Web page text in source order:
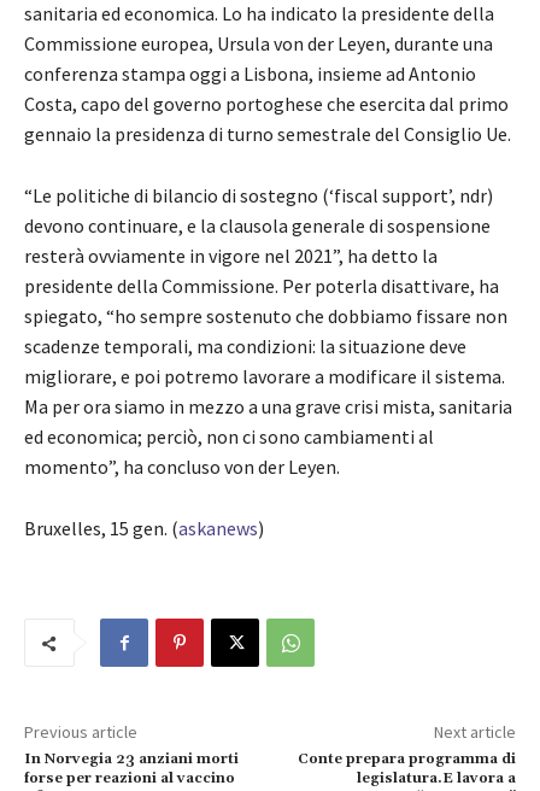
sanitaria ed economica. Lo ha indicato la presidente della
Commissione europea, Ursula von der Leyen, durante una
conferenza stampa oggi a Lisbona, insieme ad Antonio
Costa, capo del governo portoghese che esercita dal primo
gennaio la presidenza di turno semestrale del Consiglio Ue.
“Le politiche di bilancio di sostegno (‘fiscal support’, ndr)
devono continuare, e la clausola generale di sospensione
resterà ovviamente in vigore nel 2021”, ha detto la
presidente della Commissione. Per poterla disattivare, ha
spiegato, “ho sempre sostenuto che dobbiamo fissare non
scadenze temporali, ma condizioni: la situazione deve
migliorare, e poi potremo lavorare a modificare il sistema.
Ma per ora siamo in mezzo a una grave crisi mista, sanitaria
ed economica; perciò, non ci sono cambiamenti al
momento”, ha concluso von der Leyen.
Bruxelles, 15 gen. (askanews)
Previous article
In Norvegia 23 anziani morti
forse per reazioni al vaccino
Next article
Conte prepara programma di
legislatura.E lavora a